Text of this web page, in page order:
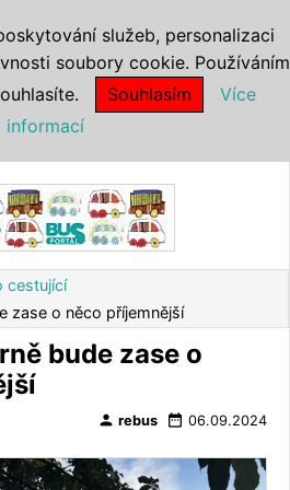
cestující
zase o něco příjemnější
bude zase o
person rebus date_range 06.09.2024
služeb, personalizaci
soubory cookie. Používáním
Souhlasím
Více
informací